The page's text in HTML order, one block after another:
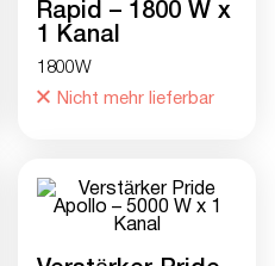
Rapid – 1800 W x
1 Kanal
1800W
Nicht mehr lieferbar